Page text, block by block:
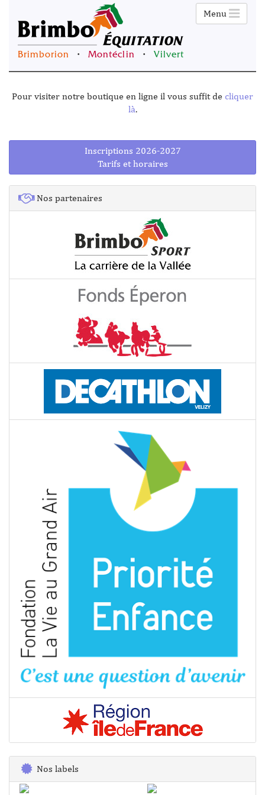
Menu
Brimborion • Montéclin • Vilvert
Pour visiter notre boutique en ligne il vous suffit de cliquer
là.
Inscriptions 2026-2027
Tarifs et horaires
Nos partenaires
Nos labels